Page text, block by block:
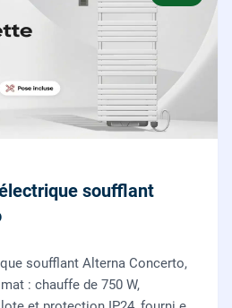
soufflant
soufflant Alterna Concerto,
: chauffe de 750 W,